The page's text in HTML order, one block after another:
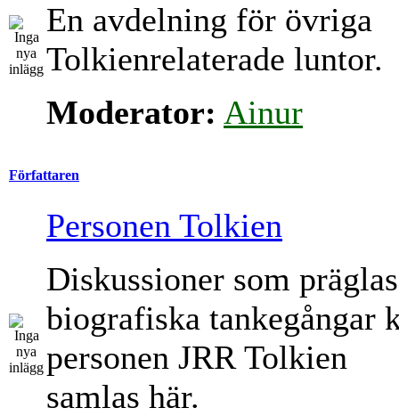
En avdelning för övriga
Tolkienrelaterade luntor.
Moderator: Ainur
Författaren
Personen Tolkien
Diskussioner som
biografiska tankegångar
personen JRR Tolkien
samlas här.